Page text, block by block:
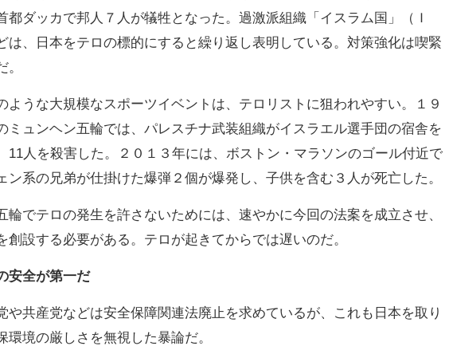
都ダッカで邦人７人が犠牲となった。過激派組織「イスラム国」（Ｉ
は、日本をテロの標的にすると繰り返し表明している。対策強化は喫緊
。
うな大規模なスポーツイベントは、テロリストに狙われやすい。１９
ミュンヘン五輪では、パレスチナ武装組織がイスラエル選手団の宿舎を
11人を殺害した。２０１３年には、ボストン・マラソンのゴール付近で
ン系の兄弟が仕掛けた爆弾２個が爆発し、子供を含む３人が死亡した。
でテロの発生を許さないためには、速やかに今回の法案を成立させ、
創設する必要がある。テロが起きてからでは遅いのだ。
安全が第一だ
共産党などは安全保障関連法廃止を求めているが、これも日本を取り
環境の厳しさを無視した暴論だ。